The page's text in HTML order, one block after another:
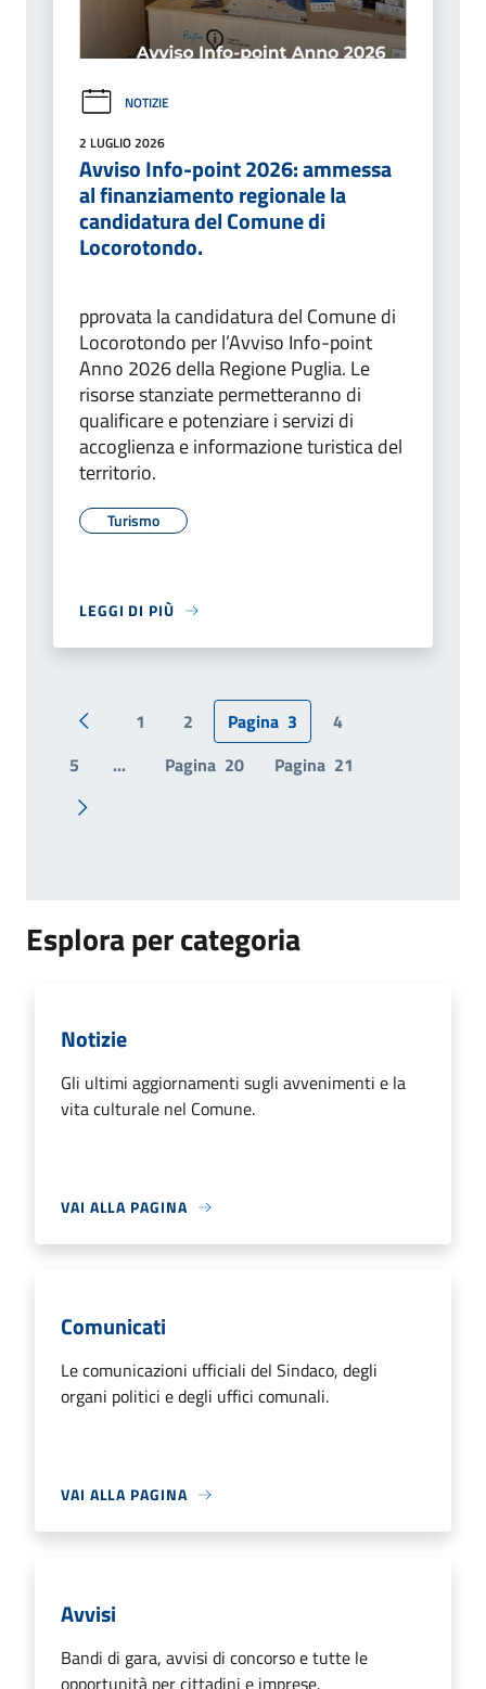
NOTIZIE
2 LUGLIO 2026
Avviso Info-point 2026: ammessa
al finanziamento regionale la
candidatura del Comune di
Locorotondo.
pprovata la candidatura del Comune di
Locorotondo per l’Avviso Info-point
Anno 2026 della Regione Puglia. Le
risorse stanziate permetteranno di
qualificare e potenziare i servizi di
accoglienza e informazione turistica del
territorio.
Turismo
LEGGI DI PIÙ
Pagina precedente
1 2 Pagina 3
4
5
... Pagina 20 Pagina 21
Pagina successiva
Esplora per categoria
Notizie
Gli ultimi aggiornamenti sugli avvenimenti e la
vita culturale nel Comune.
VAI ALLA PAGINA
Comunicati
Le comunicazioni ufficiali del Sindaco, degli
organi politici e degli uffici comunali.
VAI ALLA PAGINA
Avvisi
Bandi di gara, avvisi di concorso e tutte le
opportunità per cittadini e imprese.